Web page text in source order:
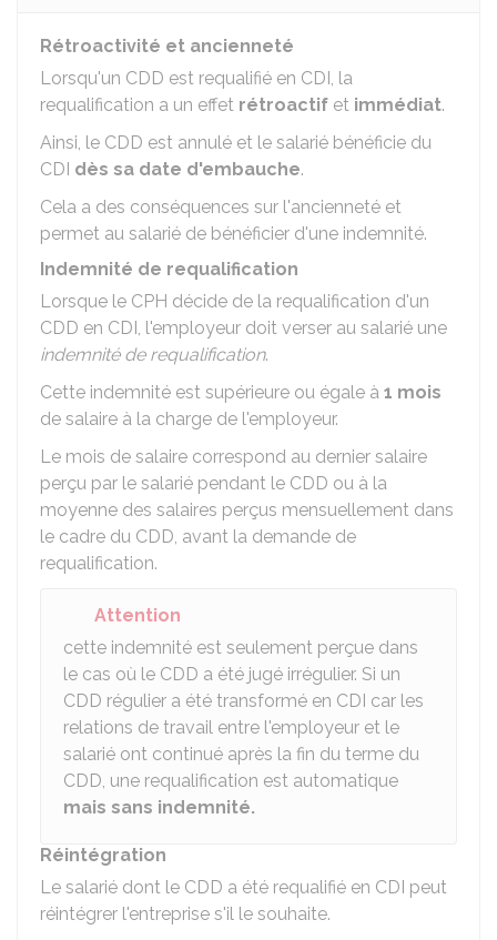
Rétroactivité et ancienneté
Lorsqu'un CDD est requalifié en CDI, la
requalification a un effet rétroactif et immédiat.
Ainsi, le CDD est annulé et le salarié bénéficie du
CDI dès sa date d'embauche.
Cela a des conséquences sur l'ancienneté et
permet au salarié de bénéficier d'une indemnité.
Indemnité de requalification
Lorsque le CPH décide de la requalification d'un
CDD en CDI, l'employeur doit verser au salarié une
indemnité de requalification.
Cette indemnité est supérieure ou égale à 1 mois
de salaire à la charge de l'employeur.
Le mois de salaire correspond au dernier salaire
perçu par le salarié pendant le CDD ou à la
moyenne des salaires perçus mensuellement dans
le cadre du CDD, avant la demande de
requalification.
Attention
cette indemnité est seulement perçue dans
le cas où le CDD a été jugé irrégulier. Si un
CDD régulier a été transformé en CDI car les
relations de travail entre l'employeur et le
salarié ont continué après la fin du terme du
CDD, une requalification est automatique
mais sans indemnité.
Réintégration
Le salarié dont le CDD a été requalifié en CDI peut
réintégrer l'entreprise s'il le souhaite.